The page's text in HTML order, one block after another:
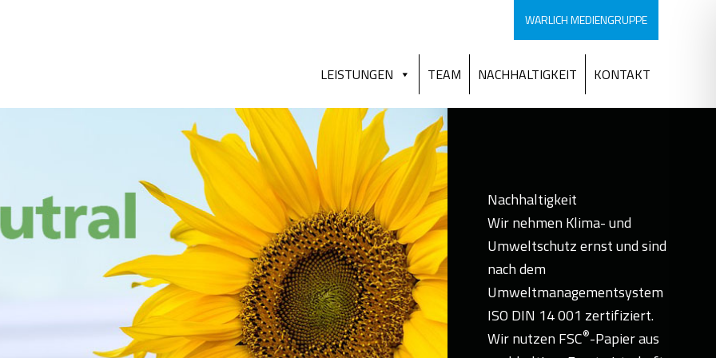
WARLICH MEDIENGRUPPE
LEISTUNGEN TEAM NACHHALTIGKEIT KONTAKT
Nach­­haltig­keit
Wir nehmen Klima- und
Umweltschutz ernst und sind
nach dem
Umweltmanagementsystem
ISO DIN 14 001 zertifiziert.
Wir nutzen FSC®-Papier aus